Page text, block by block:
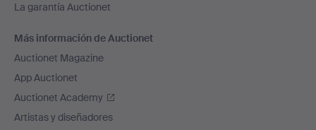
La garantía Auctionet
Más información de Auctionet
Auctionet Magazine
App Auctionet
Auctionet Academy
Artistas y diseñadores